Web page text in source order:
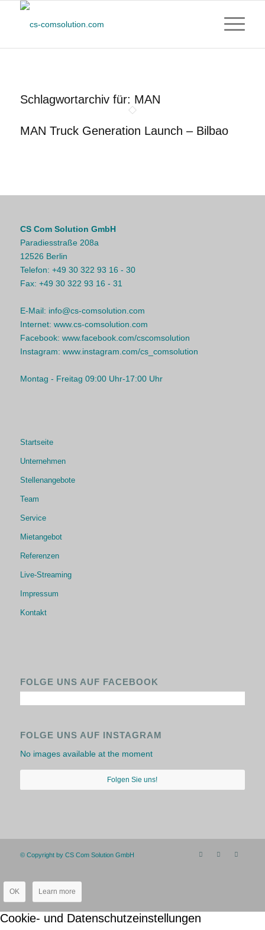
Schlagwortarchiv für: MAN
MAN Truck Generation Launch – Bilbao
CS Com Solution GmbH
Paradiesstraße 208a
12526 Berlin
Telefon: +49 30 322 93 16 - 30
Fax: +49 30 322 93 16 - 31
E-Mail: info@cs-comsolution.com
Internet: www.cs-comsolution.com
Facebook: www.facebook.com/cscomsolution
Instagram: www.instagram.com/cs_comsolution
Montag - Freitag 09:00 Uhr-17:00 Uhr
Startseite
Unternehmen
Stellenangebote
Team
Service
Mietangebot
Referenzen
Live-Streaming
Impressum
Kontakt
FOLGE UNS AUF FACEBOOK
FOLGE UNS AUF INSTAGRAM
No images available at the moment
Folgen Sie uns!
© Copyright by CS Com Solution GmbH
OK Learn more
Cookie- und Datenschutzeinstellungen